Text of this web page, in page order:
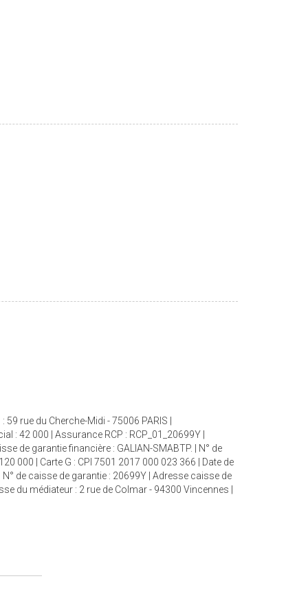
rue du Cherche-Midi - 75006 PARIS |
: 42 000 | Assurance RCP : RCP_01_20699Y |
de garantie financière : GALIAN-SMABTP. | N° de
000 | Carte G : CPI 7501 2017 000 023 366 | Date de
de caisse de garantie : 20699Y | Adresse caisse de
du médiateur : 2 rue de Colmar - 94300 Vincennes |